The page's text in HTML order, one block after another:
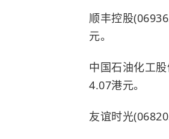
顺丰控股
元。
中国石油化工
4.07港元。
友谊时光